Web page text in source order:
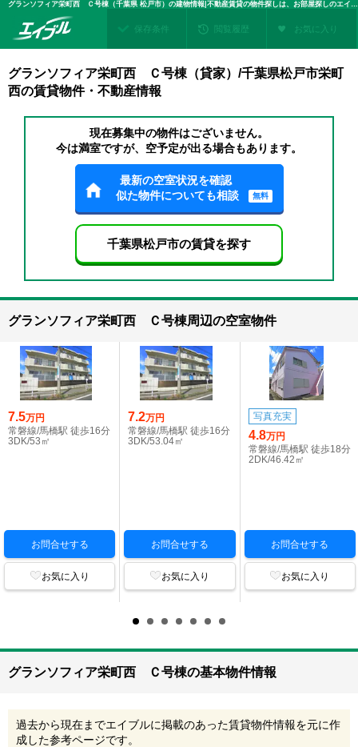
グランソフィア栄町西 Ｃ号棟（千葉県 松戸市）の建物情報|不動産賃貸の物件探しは、お部屋探しのエイブル
保存条件 閲覧履歴 お気に入り
グランソフィア栄町西 Ｃ号棟（貸家）/千葉県松戸市栄町
西の賃貸物件・不動産情報
現在募集中の物件はございません。
今は満室ですが、空予定が出る場合もあります。
最新の空室状況を確認
似た物件についても相談
無料
千葉県松戸市の賃貸を探す
グランソフィア栄町西 Ｃ号棟周辺の空室物件
7.5万円
常磐線/馬橋駅 徒歩16分
3DK/53㎡
お問合せする
お気に入り
7.2万円
常磐線/馬橋駅 徒歩16分
3DK/53.04㎡
お問合せする
お気に入り
写真充実
4.8万円
常磐線/馬橋駅 徒歩18分
2DK/46.42㎡
お問合せする
お気に入り
グランソフィア栄町西 Ｃ号棟の基本物件情報
過去から現在までエイブルに掲載のあった賃貸物件情報を元に作
成した参考ページです。